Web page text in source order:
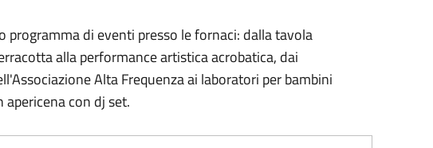
di eventi presso le fornaci: dalla tavola
alla performance artistica acrobatica, dai
Alta Frequenza ai laboratori per bambini
con dj set.